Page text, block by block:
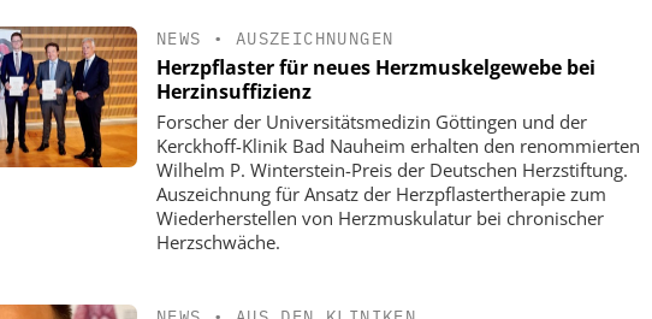
NEWS • AUSZEICHNUNGEN
Herzpflaster für neues Herzmuskelgewebe bei
Herzinsuffizienz
Forscher der Universitätsmedizin Göttingen und der
Kerckhoff-Klinik Bad Nauheim erhalten den renommierten
Wilhelm P. Winterstein-Preis der Deutschen Herzstiftung.
Auszeichnung für Ansatz der Herzpflastertherapie zum
Wiederherstellen von Herzmuskulatur bei chronischer
Herzschwäche.